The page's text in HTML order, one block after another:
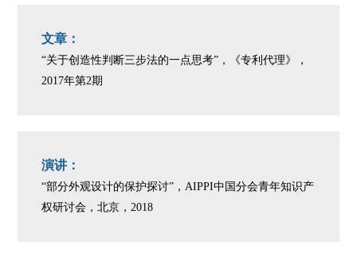
文章：
“关于创造性判断三步法的一点思考”，《专利代理》，
2017年第2期
演讲：
“部分外观设计的保护探讨”，AIPPI中国分会青年知识产
权研讨会，北京，2018